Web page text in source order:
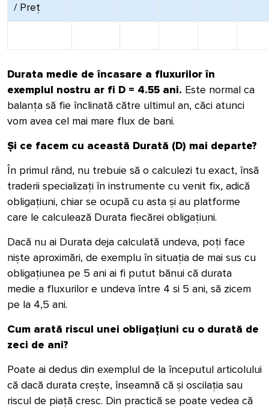
/ Preț
Durata medie de încasare a fluxurilorîn
exemplul nostru ar fi D = 4.55 ani. Este normal ca
balanța să fie înclinată către ultimul an, căci atunci
vom avea cel mai mare flux de bani.
Și ce facem cu această Durată (D) mai departe?
În primul rând, nu trebuie să o calculezi tu exact, însă
traderii specializați în instrumente cu venit fix, adică
obligațiuni, chiar se ocupă cu asta și au platforme
care le calculează Durata fiecărei obligațiuni.
Dacă nu ai Durata deja calculată undeva, poți face
niște aproximări, de exemplu în situația de mai sus cu
obligațiunea pe 5 ani ai fi putut bănui că durata
medie a fluxurilor e undeva între 4 si 5 ani, să zicem
pe la 4,5 ani.
Cum arată riscul unei obligațiuni cu o durată de
zeci de ani?
Poate ai dedus din exemplul de la începutul articolului
că dacă durata crește, înseamnă că și oscilația sau
riscul de piață cresc. Din practică se poate vedea că